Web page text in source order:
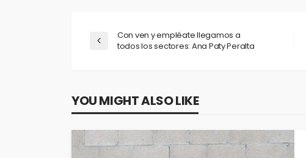
Con ven y empléate llegamos a
todos los sectores: Ana Paty Peralta
YOU MIGHT ALSO LIKE